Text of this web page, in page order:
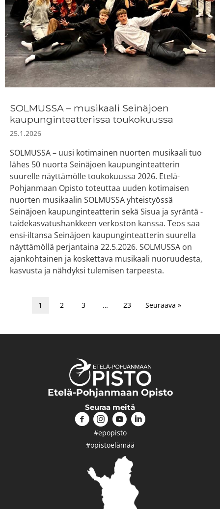
SOLMUSSA – musikaali Seinäjoen
kaupunginteatterissa toukokuussa
25.1.2026
SOLMUSSA – uusi kotimainen nuorten musikaali tuo
lähes 50 nuorta Seinäjoen kaupunginteatterin
suurelle näyttämölle toukokuussa 2026. Etelä-
Pohjanmaan Opisto toteuttaa uuden kotimaisen
nuorten musikaalin SOLMUSSA yhteistyössä
Seinäjoen kaupunginteatterin sekä Sisua ja syräntä -
taidekasvatushankkeen verkoston kanssa. Teos saa
ensi-iltansa Seinäjoen kaupunginteatterin suurella
näyttämöllä perjantaina 22.5.2026. SOLMUSSA on
ajankohtainen ja koskettava musikaali nuoruudesta,
kasvusta ja nähdyksi tulemisen tarpeesta.
1 2 3 … 23 Seuraava »
Etelä-Pohjanmaan Opisto
Seuraa meitä
#epopisto
#opistoelämää